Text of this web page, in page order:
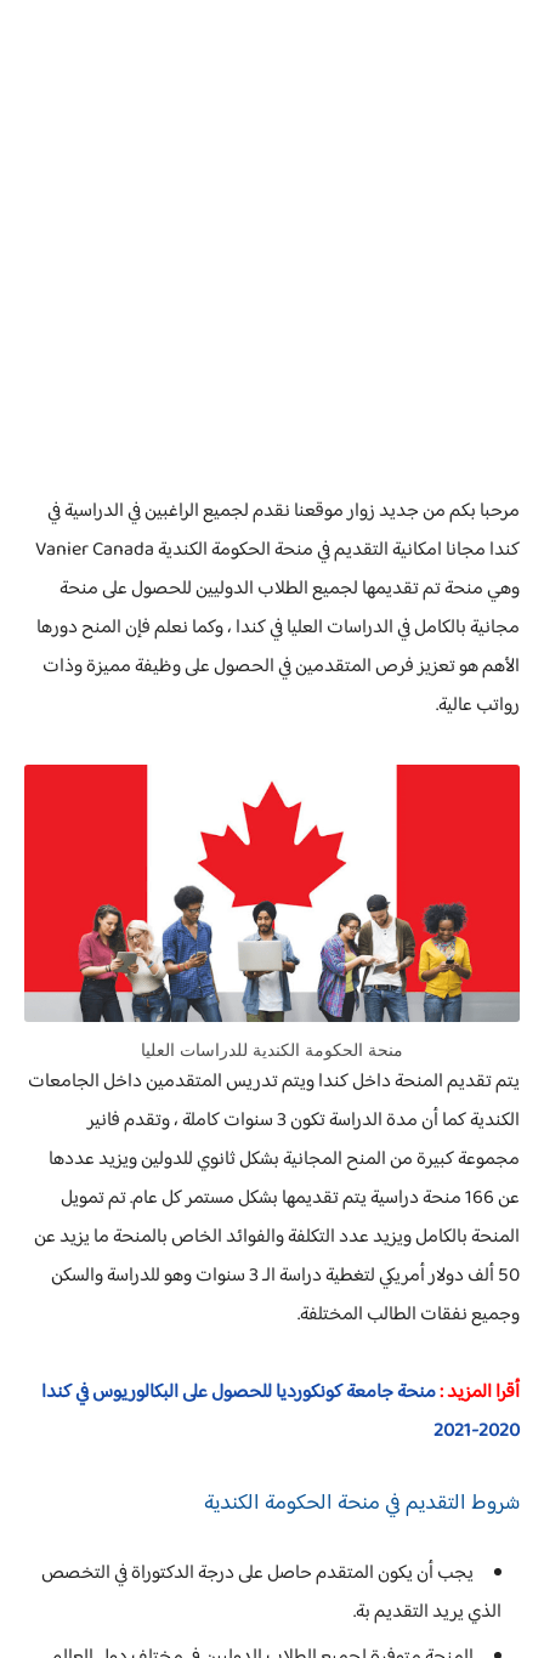
مرحبا بكم من جديد زوار موقعنا نقدم لجميع الراغبين في الدراسية في
كندا مجانا امكانية التقديم في منحة الحكومة الكندية Vanier Canada
وهي منحة تم تقديمها لجميع الطلاب الدوليين للحصول على منحة
مجانية بالكامل في الدراسات العليا في كندا ، وكما نعلم فإن المنح دورها
الأهم هو تعزيز فرص المتقدمين في الحصول على وظيفة مميزة وذات
رواتب عالية.
منحة الحكومة الكندية للدراسات العليا
يتم تقديم المنحة داخل كندا ويتم تدريس المتقدمين داخل الجامعات
الكندية كما أن مدة الدراسة تكون 3 سنوات كاملة ، وتقدم فانير
مجموعة كبيرة من المنح المجانية بشكل ثانوي للدولين ويزيد عددها
عن 166 منحة دراسية يتم تقديمها بشكل مستمر كل عام. تم تمويل
المنحة بالكامل ويزيد عدد التكلفة والفوائد الخاص بالمنحة ما يزيد عن
50 ألف دولار أمريكي لتغطية دراسة الـ 3 سنوات وهو للدراسة والسكن
وجميع نفقات الطالب المختلفة.
أقرا المزيد :منحة جامعة كونكورديا للحصول على البكالوريوس في كندا
2020-2021
شروط التقديم في منحة الحكومة الكندية
يجب أن يكون المتقدم حاصل على درجة الدكتوراة في التخصص
الذي يريد التقديم بة.